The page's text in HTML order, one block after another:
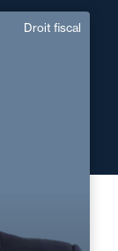
Droit fiscal
parlé(es) :
:
Défense